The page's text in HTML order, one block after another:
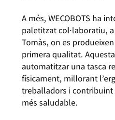
A més, WECOBOTS ha
paletitzat col·laboratiu,
Tomàs, on es
primera qualitat.
automatitzar una tasca
físicament, millorant
treballadors i
més saludable.